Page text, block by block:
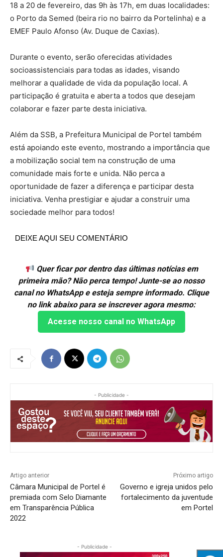
18 a 20 de fevereiro, das 9h às 17h, em duas localidades:
o Porto da Semed (beira rio no bairro da Portelinha) e a
EMEF Paulo Afonso (Av. Duque de Caxias).
Durante o evento, serão oferecidas atividades
socioassistenciais para todas as idades, visando
melhorar a qualidade de vida da população local. A
participação é gratuita e aberta a todos que desejam
colaborar e fazer parte desta iniciativa.
Além da SSB, a Prefeitura Municipal de Portel também
está apoiando este evento, mostrando a importância que
a mobilização social tem na construção de uma
comunidade mais forte e unida. Não perca a
oportunidade de fazer a diferença e participar desta
iniciativa. Venha prestigiar e ajudar a construir uma
sociedade melhor para todos!
DEIXE AQUI SEU COMENTÁRIO
Quer ficar por dentro das últimas notícias em
primeira mão? Não perca tempo! Junte-se ao nosso
canal no WhatsApp e esteja sempre informado. Clique
no link abaixo para se inscrever agora mesmo:
Acesse nosso canal no WhatsApp
- Publicidade -
Artigo anterior
Câmara Municipal de Portel é
premiada com Selo Diamante
em Transparência Pública
2022
Próximo artigo
Governo e igreja unidos pelo
fortalecimento da juventude
em Portel
- Publicidade -